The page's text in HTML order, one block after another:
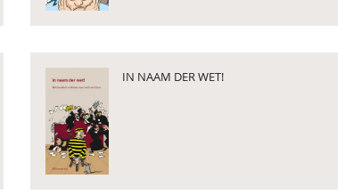
IN NAAM DER WET!